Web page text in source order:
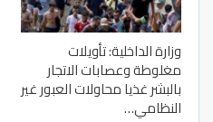
وزارة الداخلية: تأويلات
مغلوطة وعصابات الاتجار
بالبشر غذيا محاولات العبور غير
النظامي…